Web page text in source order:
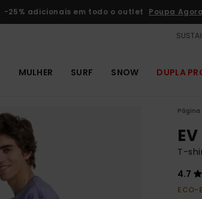
-25% adicionais em todo o outlet Poupa Agora
MULHER SURF SNOW DUPLA
Página
T-
4.7
ECO-